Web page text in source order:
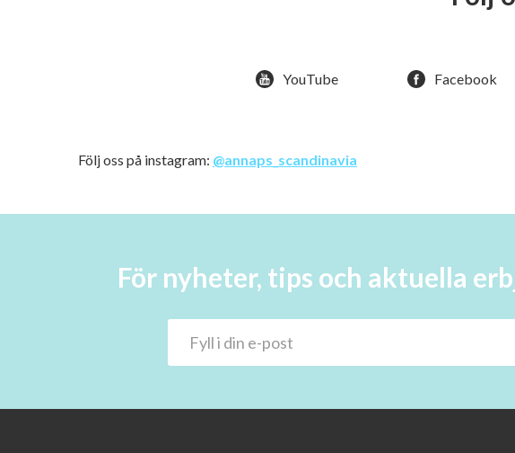
YouTube Facebook
Följ oss på instagram: @annaps_scandinavia
För nyheter, tips och aktuella